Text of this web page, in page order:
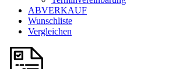
ABVERKAUF
Wunschliste
Vergleichen